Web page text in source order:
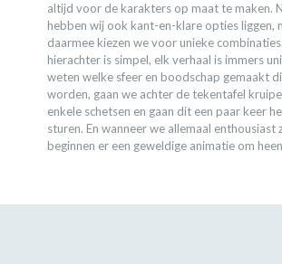
altijd voor de karakters op maat te maken.
hebben wij ook kant-en-klare opties liggen,
daarmee kiezen we voor unieke
hierachter is simpel, elk verhaal is immers
weten welke sfeer en boodschap gemaakt
worden, gaan we achter de tekentafel
enkele schetsen en gaan dit een paar keer
sturen. En wanneer we allemaal enthousiast
beginnen er een geweldige animatie om